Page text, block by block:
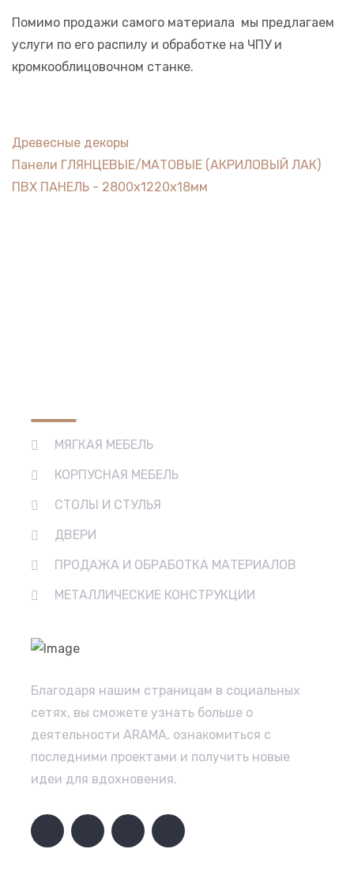
Помимо продажи самого материала мы предлагаем
услуги по его распилу и обработке на ЧПУ и
кромкооблицовочном станке.
Древесные декоры
Панели ГЛЯНЦЕВЫЕ/МАТОВЫЕ (АКРИЛОВЫЙ ЛАК)
ПВХ ПАНЕЛЬ - 2800х1220х18мм
МЯГКАЯ МЕБЕЛЬ
КОРПУСНАЯ МЕБЕЛЬ
СТОЛЫ И СТУЛЬЯ
ДВЕРИ
ПРОДАЖА И ОБРАБОТКА МАТЕРИАЛОВ
МЕТАЛЛИЧЕСКИЕ КОНСТРУКЦИИ
Благодаря нашим страницам в социальных
сетях, вы сможете узнать больше о
деятельности ARAMA, ознакомиться с
последними проектами и получить новые
идеи для вдохновения.